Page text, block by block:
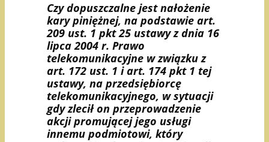
​Czy dopuszczalne jest nałożenie
kary piniężnej, na podstawie art.
209 ust. 1 pkt 25 ustawy z dnia 16
lipca 2004 r. Prawo
telekomunikacyjne w związku z
art. 172 ust. 1 i art. 174 pkt 1 tej
ustawy, na przedsiębiorcę
telekomunikacyjnego, w sytuacji
gdy zlecił on przeprowadzenie
akcji promującej jego usługi
innemu podmiotowi, który